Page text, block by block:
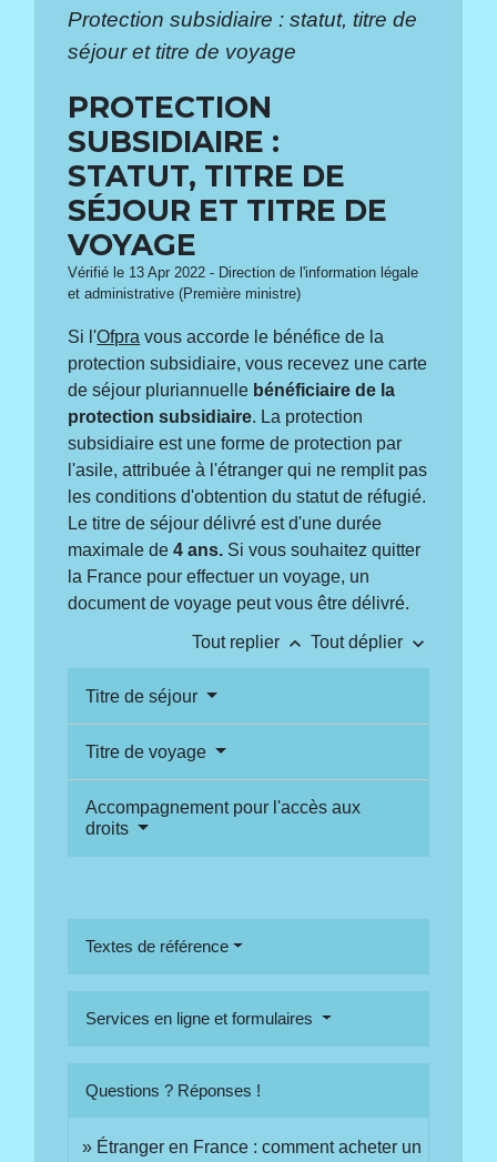
Protection subsidiaire : statut, titre de
séjour et titre de voyage
PROTECTION
SUBSIDIAIRE :
STATUT, TITRE DE
SÉJOUR ET TITRE DE
VOYAGE
Vérifié le 13 Apr 2022 - Direction de l'information légale
et administrative (Première ministre)
Si l'Ofpra vous accorde le bénéfice de la
protection subsidiaire, vous recevez une carte
de séjour pluriannuelle bénéficiaire de la
protection subsidiaire. La protection
subsidiaire est une forme de protection par
l'asile, attribuée à l'étranger qui ne remplit pas
les conditions d'obtention du statut de réfugié.
Le titre de séjour délivré est d'une durée
maximale de4 ans. Si vous souhaitez quitter
la France pour effectuer un voyage, un
document de voyage peut vous être délivré.
Tout replier keyboard_arrow_up Tout déplier keyboard_arrow_down
Titre de séjour
Titre de voyage
Accompagnement pour l'accès aux
droits
Textes de référence
Services en ligne et formulaires
Questions ? Réponses !
Étranger en France : comment acheter un